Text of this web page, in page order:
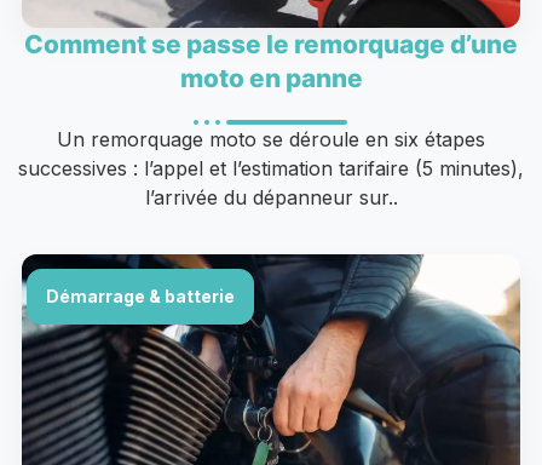
Comment se passe le remorquage d’une
moto en panne
Un remorquage moto se déroule en six étapes
successives : l’appel et l’estimation tarifaire (5 minutes),
l’arrivée du dépanneur sur..
Démarrage & batterie